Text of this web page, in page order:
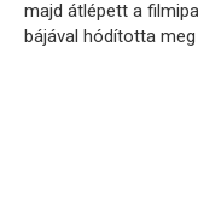
majd átlépett a
bájával hódította